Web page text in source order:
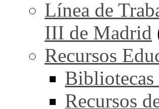
Línea de
III de Madrid
Recursos
Bibliotecas
Recursos